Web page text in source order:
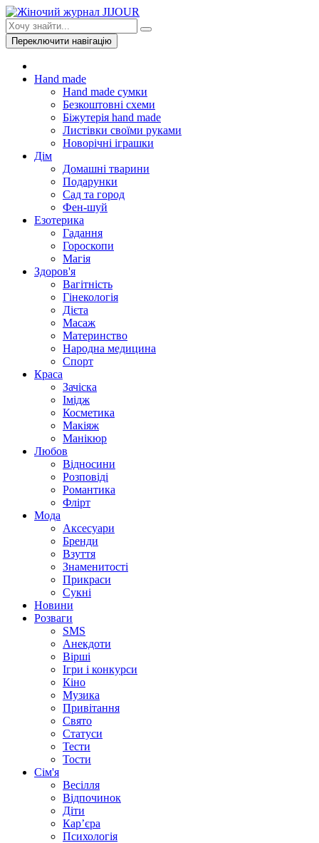
Переключити навігацію
Hand made
Hand made сумки
Безкоштовні схеми
Біжутерія hand made
Листівки своїми руками
Новорічні іграшки
Дім
Домашні тварини
Подарунки
Сад та город
Фен-шуй
Езотерика
Гадання
Гороскопи
Магія
Здоров'я
Вагітність
Гінекологія
Дієта
Масаж
Материнство
Народна медицина
Спорт
Краса
Зачіска
Імідж
Косметика
Макіяж
Манікюр
Любов
Відносини
Розповіді
Романтика
Флірт
Мода
Аксесуари
Бренди
Взуття
Знаменитості
Прикраси
Сукні
Новини
Розваги
SMS
Анекдоти
Вірші
Ігри і конкурси
Кіно
Музика
Привітання
Свято
Статуси
Тести
Тости
Сім'я
Весілля
Відпочинок
Діти
Кар’єра
Психологія